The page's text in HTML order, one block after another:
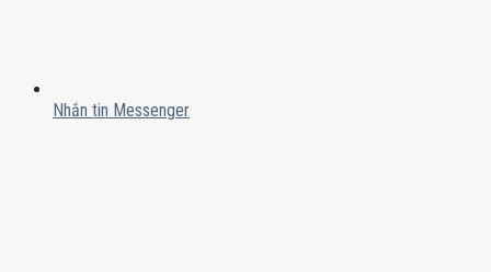
Nhắn tin Messenger